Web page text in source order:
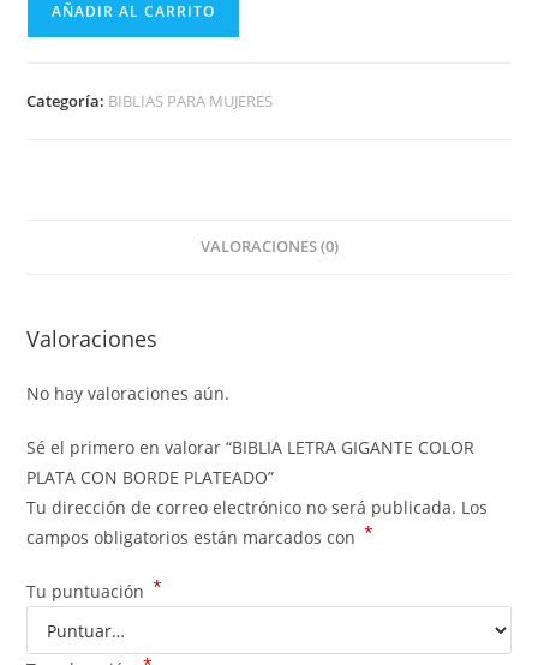
AÑADIR AL CARRITO
Categoría: BIBLIAS PARA MUJERES
VALORACIONES (0)
Valoraciones
No hay valoraciones aún.
Sé el primero en valorar “BIBLIA LETRA GIGANTE COLOR
PLATA CON BORDE PLATEADO”
Tu dirección de correo electrónico no será publicada. Los
campos obligatorios están marcados con *
Tu puntuación *